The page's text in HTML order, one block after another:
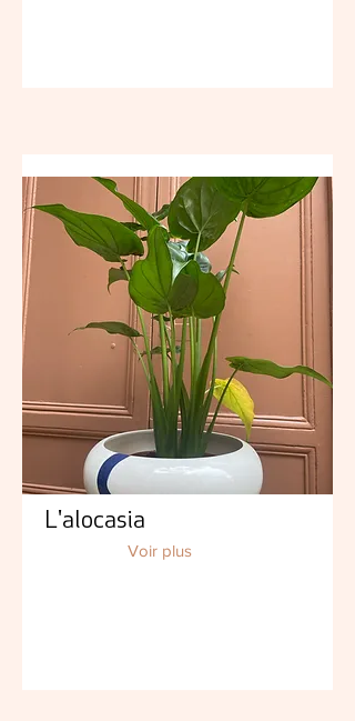
L'alocasia
Voir plus